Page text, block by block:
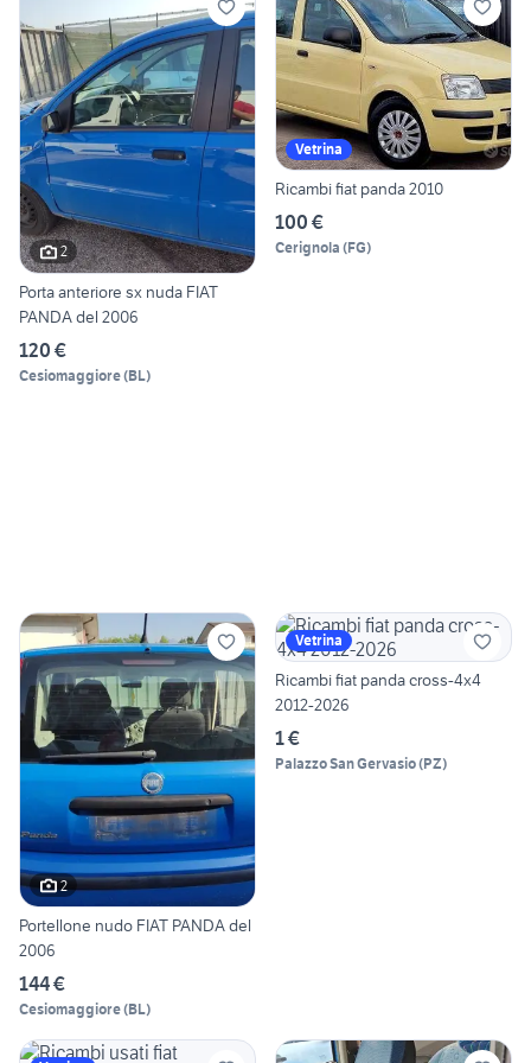
2
Porta anteriore sx nuda FIAT
PANDA del 2006
120 €
Cesiomaggiore(BL)
Vetrina
Ricambi fiat panda 2010
100 €
Cerignola (FG)
2
Portellone nudo FIAT PANDA del
2006
144 €
Cesiomaggiore(BL)
Vetrina
Ricambi fiat panda cross-4x4
2012-2026
1 €
Palazzo San Gervasio(PZ)